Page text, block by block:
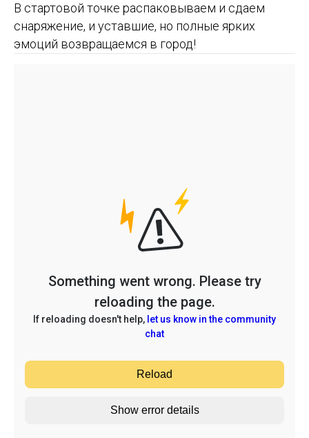
В стартовой точке распаковываем и сдаем
снаряжение, и уставшие, но полные ярких
эмоций возвращаемся в город!